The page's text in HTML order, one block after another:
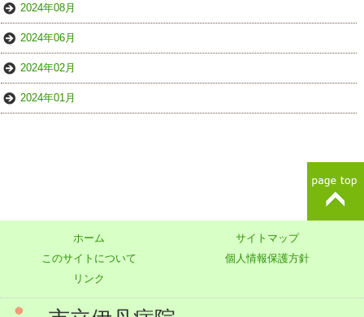
2024年08月
2024年06月
2024年02月
2024年01月
ホーム
サイトマップ
このサイトについて
個人情報保護方針
リンク